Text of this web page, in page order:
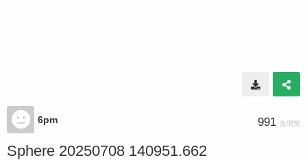
6pm 991 次浏览
Sphere 20250708 140951.662